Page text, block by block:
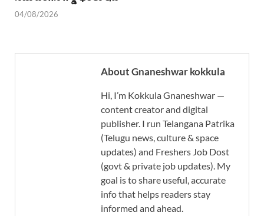
04/08/2026
About Gnaneshwar kokkula
Hi, I’m Kokkula Gnaneshwar —
content creator and digital
publisher. I run Telangana Patrika
(Telugu news, culture & space
updates) and Freshers Job Dost
(govt & private job updates). My
goal is to share useful, accurate
info that helps readers stay
informed and ahead.